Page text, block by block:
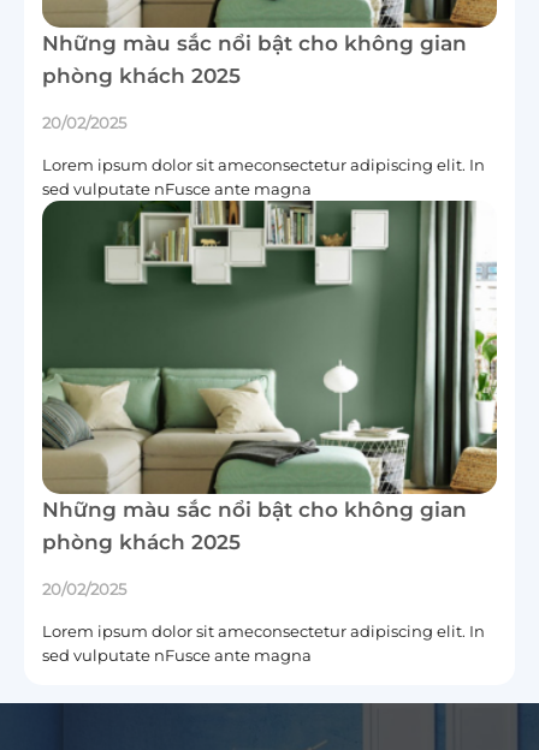
Những màu sắc nổi bật cho không gian
phòng khách 2025
20/02/2025
Lorem ipsum dolor sit ameconsectetur adipiscing elit. In
sed vulputate nFusce ante magna
Những màu sắc nổi bật cho không gian
phòng khách 2025
20/02/2025
Lorem ipsum dolor sit ameconsectetur adipiscing elit. In
sed vulputate nFusce ante magna